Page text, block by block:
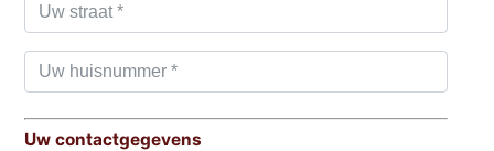
Uw contactgegevens